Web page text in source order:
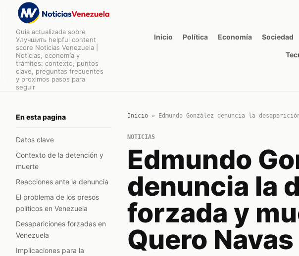
Guia actualizada sobre
Улучшить helpful content
score Noticias Venezuela |
Noticias, economía y
trámites: contexto, puntos
clave, preguntas frecuentes
y proximos pasos para
seguir
Inicio Política Economía Sociedad
En esta pagina
Datos clave
Contexto de la detención y
muerte
Reacciones ante la denuncia
El problema de los presos
políticos en Venezuela
Desapariciones forzadas en
Venezuela
Implicaciones para la
Inicio» Edmundo González denuncia la
NOTICIAS
Edmundo
denuncia la
forzada y
Quero Navas